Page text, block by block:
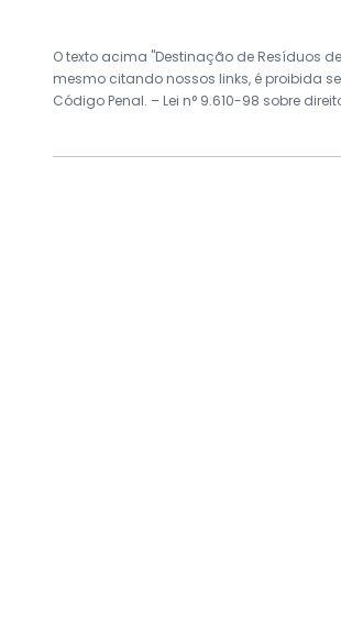
O texto acima "Destinação de Resíduos
mesmo citando nossos links, é proibida
Código Penal. – Lei n° 9.610-98 sobre